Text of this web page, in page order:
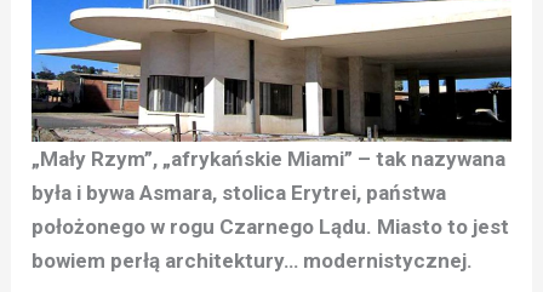
„Mały Rzym”, „afrykańskie Miami” – tak nazywana
była i bywa Asmara, stolica Erytrei, państwa
położonego w rogu Czarnego Lądu. Miasto to jest
bowiem perłą architektury… modernistycznej.